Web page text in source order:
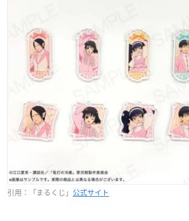
引用：「まるくじ」 公式サイト